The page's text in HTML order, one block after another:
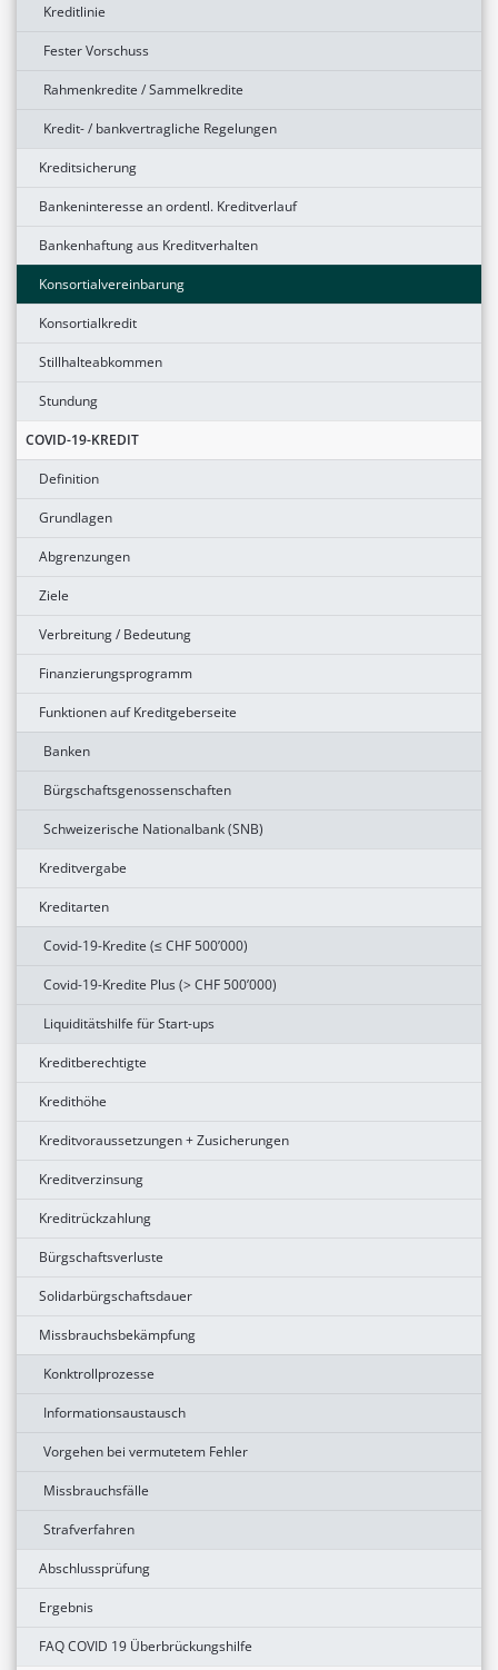
Kreditlinie
Fester Vorschuss
Rahmenkredite / Sammelkredite
Kredit- / bankvertragliche Regelungen
Kreditsicherung
Bankeninteresse an ordentl. Kreditverlauf
Bankenhaftung aus Kreditverhalten
Konsortialvereinbarung
Konsortialkredit
Stillhalteabkommen
Stundung
COVID-19-KREDIT
Definition
Grundlagen
Abgrenzungen
Ziele
Verbreitung / Bedeutung
Finanzierungsprogramm
Funktionen auf Kreditgeberseite
Banken
Bürgschaftsgenossenschaften
Schweizerische Nationalbank (SNB)
Kreditvergabe
Kreditarten
Covid-19-Kredite (≤ CHF 500’000)
Covid-19-Kredite Plus (> CHF 500’000)
Liquiditätshilfe für Start-ups
Kreditberechtigte
Kredithöhe
Kreditvoraussetzungen + Zusicherungen
Kreditverzinsung
Kreditrückzahlung
Bürgschaftsverluste
Solidarbürgschaftsdauer
Missbrauchsbekämpfung
Konktrollprozesse
Informationsaustausch
Vorgehen bei vermutetem Fehler
Missbrauchsfälle
Strafverfahren
Abschlussprüfung
Ergebnis
FAQ COVID 19 Überbrückungshilfe